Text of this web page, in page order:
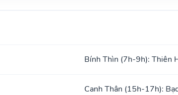
Bính Thìn (7h-9h): Thiên
Canh Thân (15h-17h):